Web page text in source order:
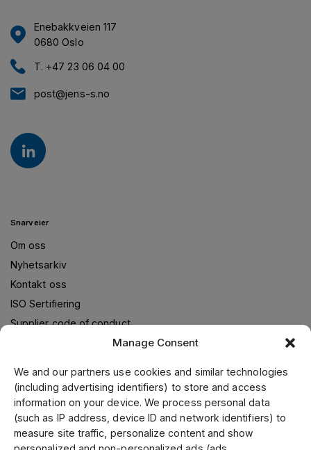
Manage Consent
We and our partners use cookies and similar technologies
(including advertising identifiers) to store and access
information on your device. We process personal data
(such as IP address, device ID and network identifiers) to
measure site traffic, personalize content and show
Enebakkveien 117
0680 Oslo
T. +47 23 06 04 00
post@jens-s.no
Snarveier
Om oss
Nyhetsarkiv
Kontakt oss
ISO Sertifiering
Supplier code of conduct
Om oss
Jens S. Transmisjoner Norge leverer transmisjonsløsninger i
samarbeid med verdensledende leverandører. Gjennom vår
ledende posisjon i Skandinavia, samt fokusering på kvalitet